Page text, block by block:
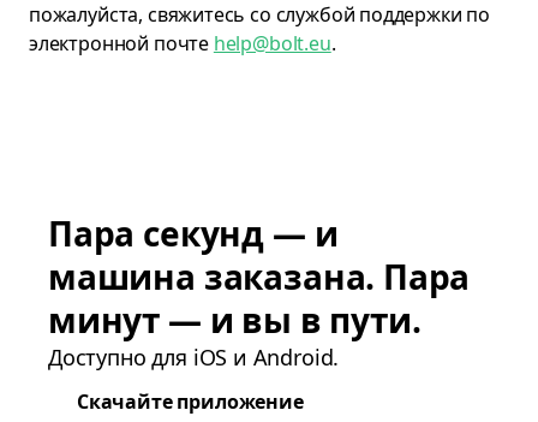
пожалуйста, свяжитесь со службой поддержки по
электронной почте help@bolt.eu.
Пара секунд — и
машина заказана. Пара
минут — и вы в пути.
Доступно для iOS и Android.
Скачайте приложение